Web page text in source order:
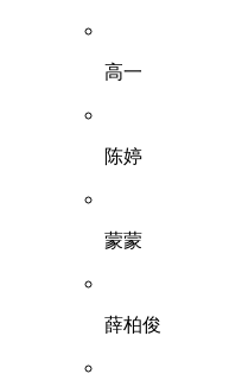
高一
陈婷
蒙蒙
薛柏俊